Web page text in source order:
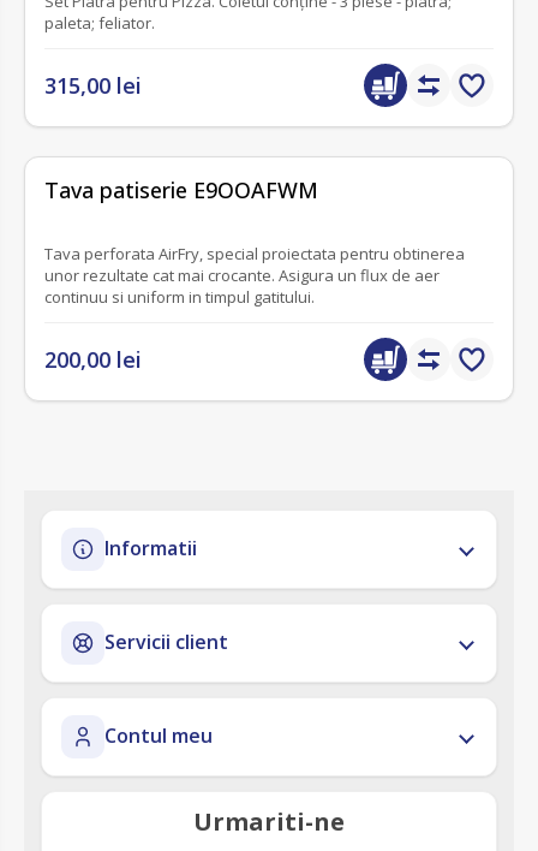
paleta; feliator.
315,00 lei
Tava patiserie E9OOAFWM
Tava perforata AirFry, special proiectata pentru obtinerea
unor rezultate cat mai crocante. Asigura un flux de aer
continuu si uniform in timpul gatitului.
200,00 lei
Informatii
Servicii client
Contul meu
Urmariti-ne